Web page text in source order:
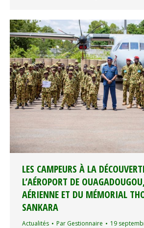
LES CAMPEURS À LA
L’AÉROPORT DE
AÉRIENNE ET DU MÉMORIAL
SANKARA
Actualités Par Gestionnaire 19